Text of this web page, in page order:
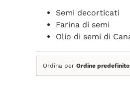
Semi decorticati
Farina di semi
Olio di semi di
Ordina per Ordine predefinito